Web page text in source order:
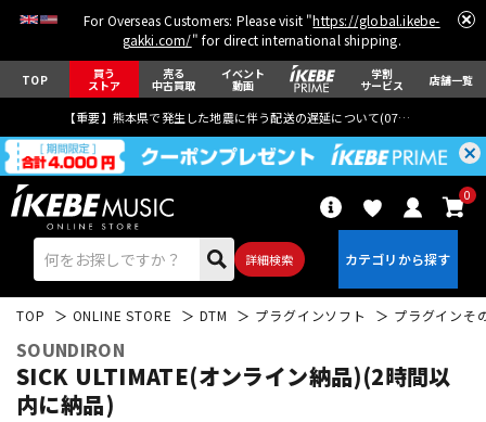
For Overseas Customers: Please visit "https://global.ikebe-
gakki.com/" for direct international shipping.
TOP 買う
ストア
売る
中古買取
イベント
動画
学割
サービス 店舗一覧
【重要】熊本県で発生した地震に伴う配送の遅延について(07月29日
詳細検索
0
TOP ONLINE STORE DTM プラグインソフト プラグインそ
SOUNDIRON
SICK ULTIMATE(オンライン納品)(2時間以
内に納品)